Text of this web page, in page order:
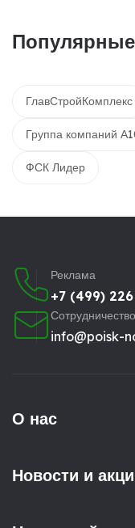
ГлавСтройКомплекс
Группа компаний
ФСК Лидер
Реклама
+7 (499)
Сотрудничество
info@poisk-
О нас
Новости и